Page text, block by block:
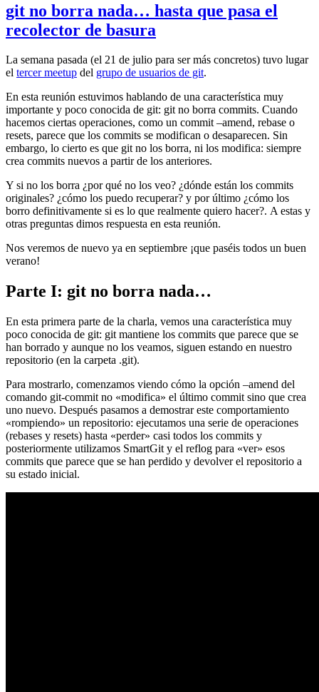
git no borra nada… hasta que pasa el
recolector de basura
La semana pasada (el 21 de julio para ser más concretos) tuvo lugar
el tercer meetup del grupo de usuarios de git.
En esta reunión estuvimos hablando de una característica muy
importante y poco conocida de git: git no borra commits. Cuando
hacemos ciertas operaciones, como un commit –amend, rebase o
resets, parece que los commits se modifican o desaparecen. Sin
embargo, lo cierto es que git no los borra, ni los modifica: siempre
crea commits nuevos a partir de los anteriores.
Y si no los borra ¿por qué no los veo? ¿dónde están los commits
originales? ¿cómo los puedo recuperar? y por último ¿cómo los
borro definitivamente si es lo que realmente quiero hacer?. A estas y
otras preguntas dimos respuesta en esta reunión.
Nos veremos de nuevo ya en septiembre ¡que paséis todos un buen
verano!
Parte I: git no borra nada…
En esta primera parte de la charla, vemos una característica muy
poco conocida de git: git mantiene los commits que parece que se
han borrado y aunque no los veamos, siguen estando en nuestro
repositorio (en la carpeta .git).
Para mostrarlo, comenzamos viendo cómo la opción –amend del
comando git-commit no «modifica» el último commit sino que crea
uno nuevo. Después pasamos a demostrar este comportamiento
«rompiendo» un repositorio: ejecutamos una serie de operaciones
(rebases y resets) hasta «perder» casi todos los commits y
posteriormente utilizamos SmartGit y el reflog para «ver» esos
commits que parece que se han perdido y devolver el repositorio a
su estado inicial.